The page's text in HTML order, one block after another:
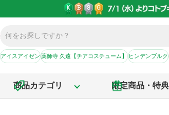
アイスアイゼン薬師寺 久遠【チアコスチューム】ヒンデンブルク
商品カテゴリ 限定商品・特典